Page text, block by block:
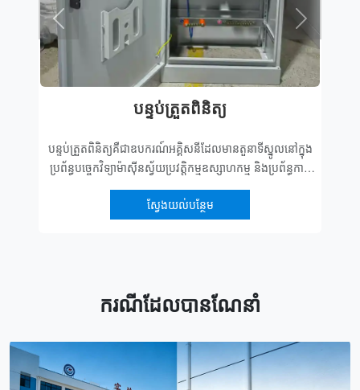
បន្ទប់ត្រួតពិនិត្យ
បន្ទប់ត្រួតពិនិត្យគឺជាឧបករណ៍អគ្គិសនីដែលមានតួនាទីស្នូលនៅក្នុង
ប្រព័ន្ធបច្ចេកវិទ្យាម៉ាស៊ីនស្វ័យប្រវត្តិកម្មឧស្សាហកម្ម និងប្រព័ន្ធកាត់
បន្ថយភាពច្រើនបែប។ ឧបករណ៍នេះត្រូវបានប្រើប្រាស់យ៉ាងទូលំ
ទូលាយនៅក្នុងការផល
ស្វែងយល់បន្ថែម
MNS) គឺ
Previous
ករណីដែលបានណែនាំ